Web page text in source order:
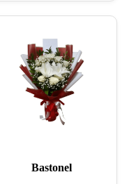
Bastonel